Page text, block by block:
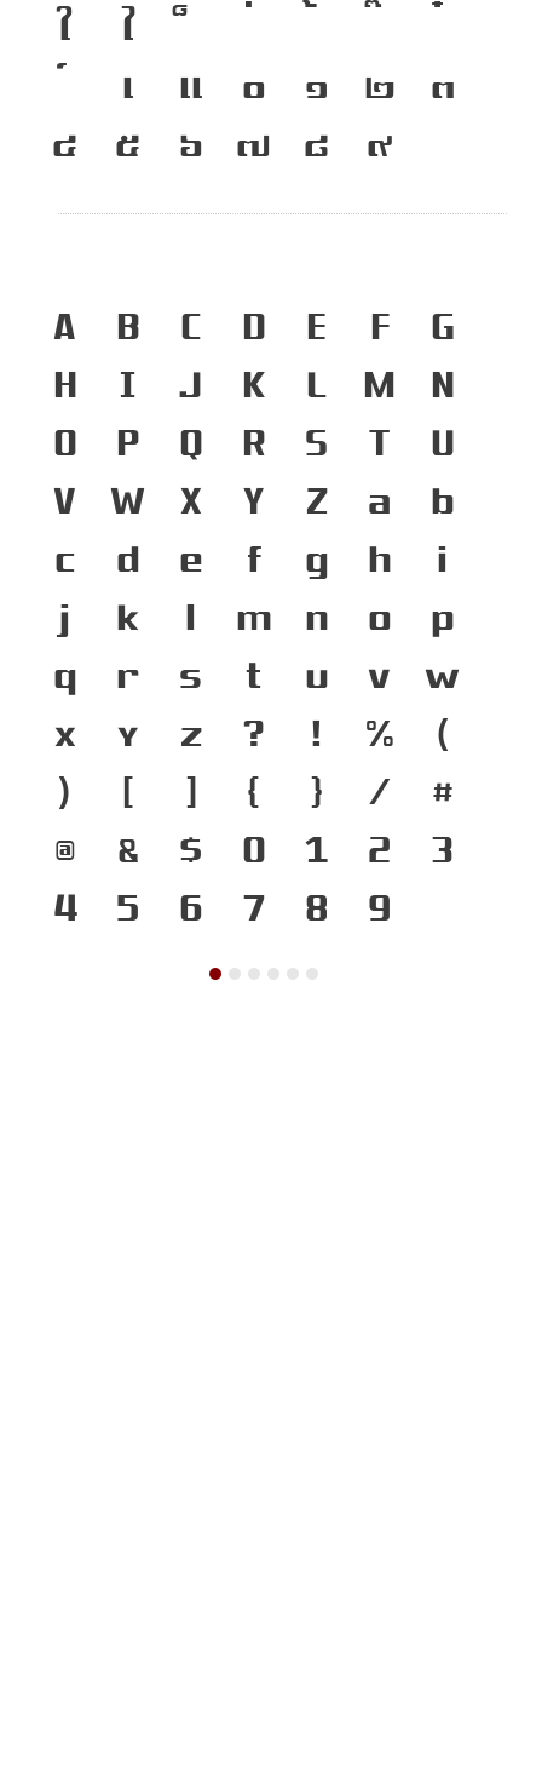
ใ
ไ
เ
แ ๐ ๑ ๒
๓
๔
๕ ๖ ๗ ๘ ๙
A B C D E F
G
H
I J K L M
N
O
P Q R S T
U
V
W X Y Z a
b
c
d e f g h
i
j
k l m n o
p
q
r s t u v
w
x
y z ? ! %
(
)
[ ] { } /
#
@
& $ 0 1 2
3
4
5 6 7 8 9